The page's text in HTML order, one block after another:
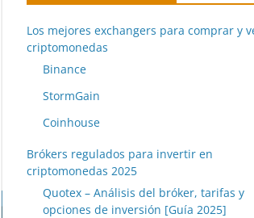
Los mejores exchangers para comprar y
criptomonedas
Binance
StormGain
Coinhouse
Brókers regulados para invertir en
criptomonedas 2025
Quotex – Análisis del bróker, tarifas y
opciones de inversión [Guía 2025]